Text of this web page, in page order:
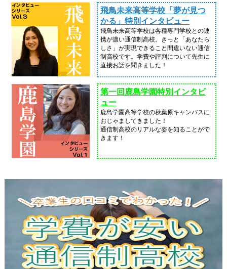
飛鳥未来高等学校「夢が見つ
かる」特別インタビュー
飛鳥未来高等学校は各種専門学校との連
携が濃い通信制高校。きっと「あなたら
しさ」が実現できること間違いない通信
制高校です。学費や評判について先生に
直接お話を聞きました！
第一回鹿島学園特別インタビ
ュー
鹿島学園高等学校の秋葉原キャンパスに
おじゃましてきました！
通信制高校のリアルな姿を知ることがで
きます！